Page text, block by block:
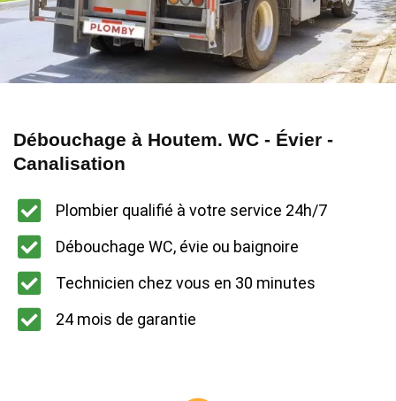
Débouchage à Houtem. WC - Évier -
Canalisation
Plombier qualifié à votre service 24h/7
Débouchage WC, évie ou baignoire
Technicien chez vous en 30 minutes
24 mois de garantie